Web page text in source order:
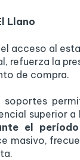
Llano
acceso al
refuerza la
de compra.
superior a
el
masivo,